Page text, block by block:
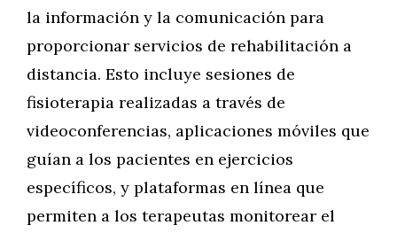
la información y la comunicación para
proporcionar servicios de rehabilitación a
distancia. Esto incluye sesiones de
fisioterapia realizadas a través de
videoconferencias, aplicaciones móviles que
guían a los pacientes en ejercicios
específicos, y plataformas en línea que
permiten a los terapeutas monitorear el